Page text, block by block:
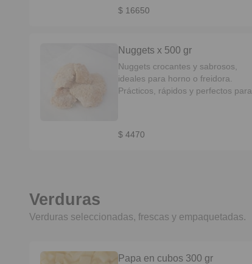
$ 16650
Nuggets x 500 gr
Nuggets crocantes y sabrosos,
ideales para horno o freidora.
Prácticos, rápidos y perfectos para
$ 4470
Verduras
Verduras seleccionadas, frescas y empaquetadas.
Papa en cubos 300 gr